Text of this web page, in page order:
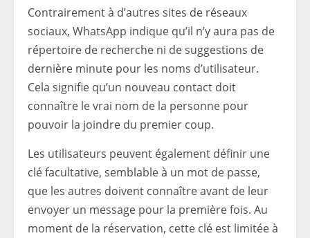
Contrairement à d’autres sites de réseaux
sociaux, WhatsApp indique qu’il n’y aura pas de
répertoire de recherche ni de suggestions de
dernière minute pour les noms d’utilisateur.
Cela signifie qu’un nouveau contact doit
connaître le vrai nom de la personne pour
pouvoir la joindre du premier coup.
Les utilisateurs peuvent également définir une
clé facultative, semblable à un mot de passe,
que les autres doivent connaître avant de leur
envoyer un message pour la première fois. Au
moment de la réservation, cette clé est limitée à